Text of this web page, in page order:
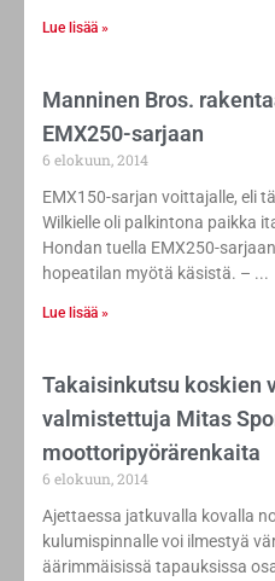
Lue lisää »
Manninen Bros.
EMX250-sarjaan
6 elokuun, 2014
EMX150-sarjan voittajalle, eli
Wilkielle oli palkintona paikka
Hondan tuella EMX250-
hopeatilan myötä käsistä. –
Lue lisää »
Takaisinkutsu koskien
valmistettuja Mitas
moottoripyörärenkaita
6 elokuun, 2014
Ajettaessa jatkuvalla kovalla
kulumispinnalle voi ilmestyä
äärimmäisissä tapauksissa